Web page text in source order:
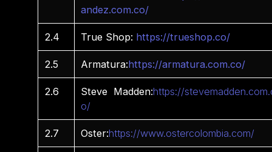
andez.com.co/
2.4 True Shop: https://trueshop.co/
2.5 Armatura:https://armatura.com.co/
2.6 Steve Madden:https://
o/
2.7 Oster:https://www.ostercolombia.com/